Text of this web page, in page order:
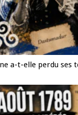
a-t-elle perdu ses